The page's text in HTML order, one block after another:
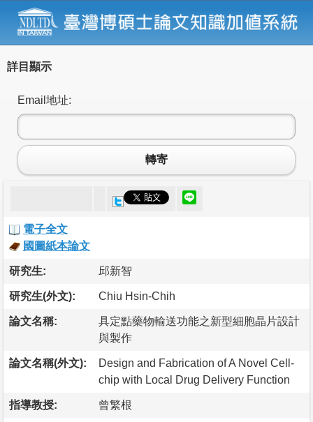
詳目顯示
Email地址:
轉寄
電子全文
國圖紙本論文
研究生: 邱新智
研究生(外文): Chiu Hsin-Chih
論文名稱:
具定點藥物輸送功能之新型細胞晶片設計
與製作
論文名稱(外文):
Design and Fabrication of A Novel Cell-
chip with Local Drug Delivery Function
指導教授: 曾繁根